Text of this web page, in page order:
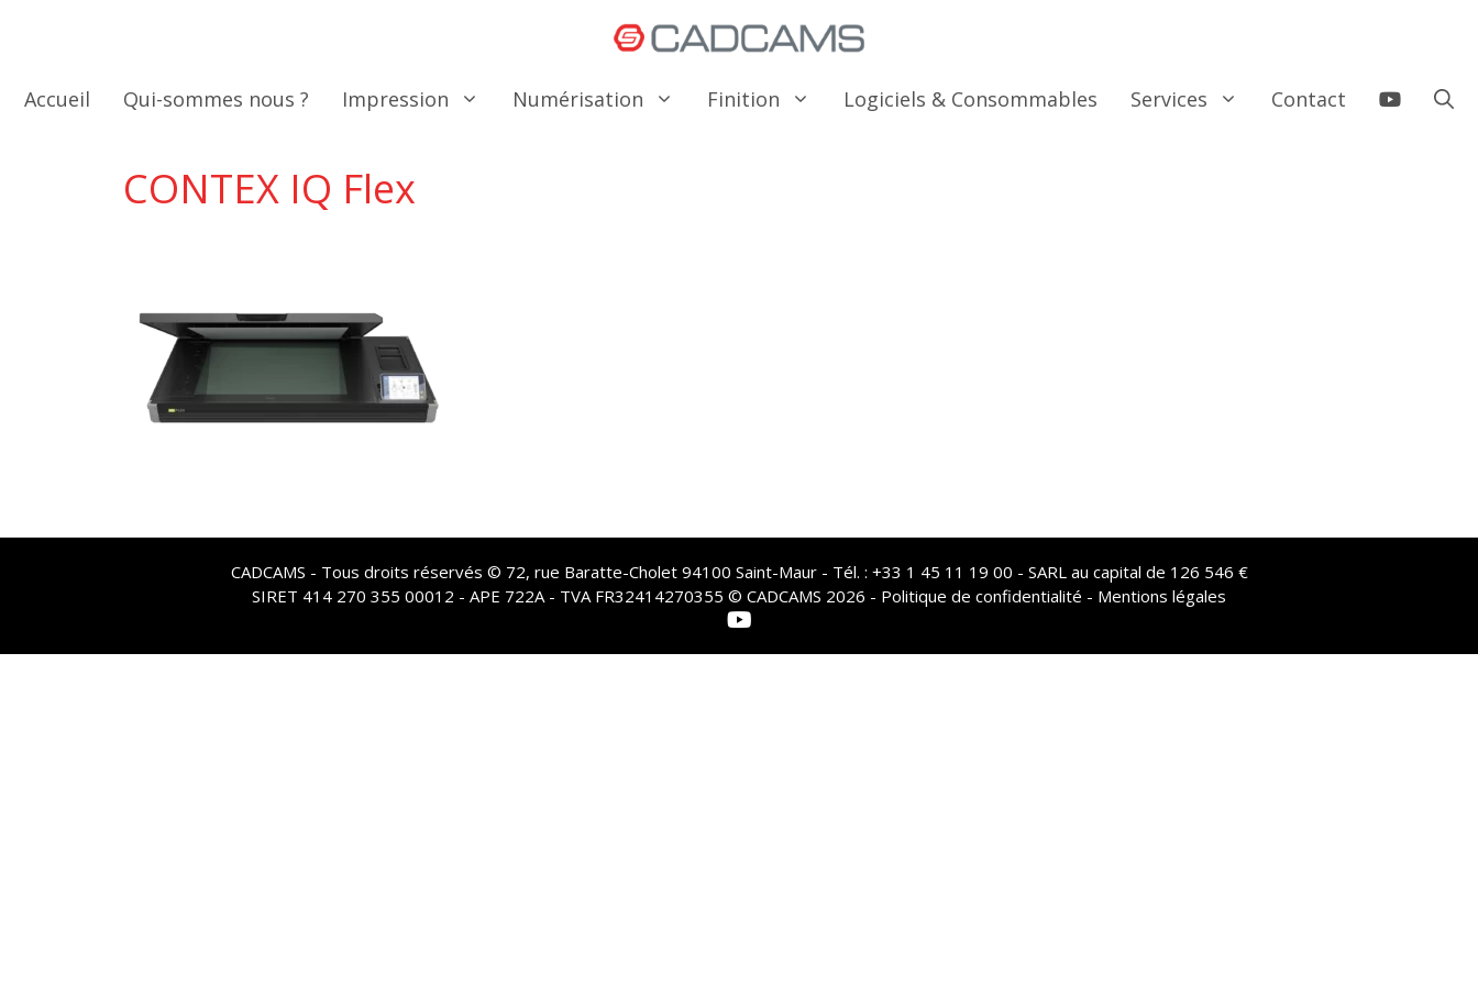
Accueil Qui-sommes nous ? Impression Numérisation Finition Logiciels & Consommables Services Contact
CONTEX IQ Flex
CADCAMS - Tous droits réservés © 72, rue Baratte-Cholet 94100 Saint-Maur - Tél. : +33 1 45 11 19 00 - SARL au capital de 126 546 €
SIRET 414 270 355 00012 - APE 722A - TVA FR32414270355 © CADCAMS 2026 - Politique de confidentialité - Mentions légales